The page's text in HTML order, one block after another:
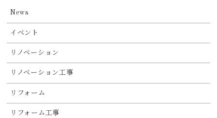
News
イベント
リノベーション
リノベーション工事
リフォーム
リフォーム工事